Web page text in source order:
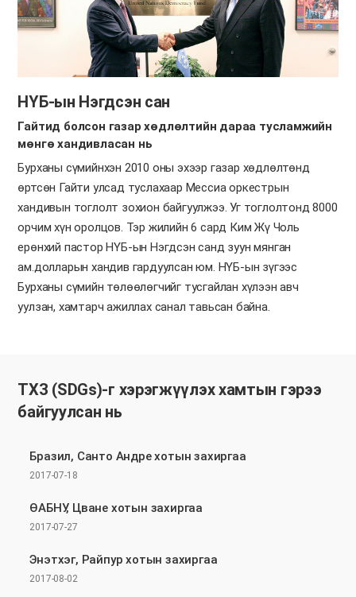
НҮБ-ын Нэгдсэн сан
Гайтид болсон газар хөдлөлтийн дараа тусламжийн
мөнгө хандивласан нь
Бурханы сүмийнхэн 2010 оны эхээр газар хөдлөлтөнд
өртсөн Гайти улсад туслахаар Мессиа оркестрын
хандивын тоглолт зохион байгуулжээ. Уг тоглолтонд 8000
орчим хүн оролцов. Тэр жилийн 6 сард Ким Жү Чоль
ерөнхий пастор НҮБ-ын Нэгдсэн санд зуун мянган
ам.долларын хандив гардуулсан юм. НҮБ-ын зүгээс
Бурханы сүмийн төлөөлөгчийг тусгайлан хүлээн авч
уулзан, хамтарч ажиллах санал тавьсан байна.
ТХЗ (SDGs)-г хэрэгжүүлэх хамтын гэрээ
байгуулсан нь
Бразил, Санто Андре хотын захиргаа
2017-07-18
ӨАБНУ, Цване хотын захиргаа
2017-07-27
Энэтхэг, Райпур хотын захиргаа
2017-08-02